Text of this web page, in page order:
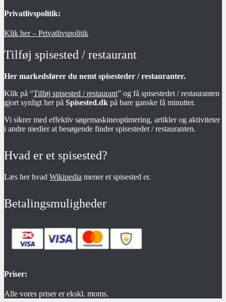
Privatlivspolitik:
Klik her – Privatlivspolitik
Tilføj spisested / restaurant
Her markedsfører du nemt spisesteder / restauranter.
Klik på “Tilføj spisested / restaurant” og få spisestedet / restauranten
gjort synligt her på Spisested.dk på bare ganske få minutter.
Vi sikrer med effektiv søgemaskineoptimering, artikler og aktiviteter
i andre medier at besøgende finder spisestedet / restauranten.
Hvad er et spisested?
Læs her hvad Wikipedia mener et spisested er.
Betalingsmuligheder
Priser:
Alle vores priser er ekskl. moms.